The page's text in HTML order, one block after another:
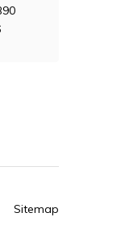
Sitemap